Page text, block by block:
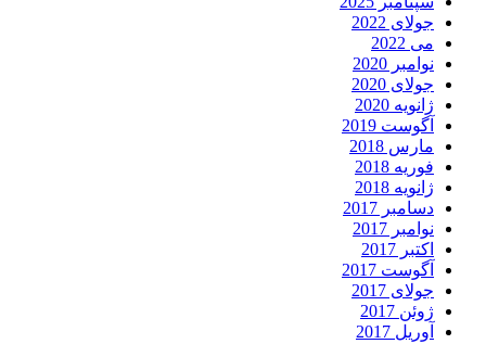
جولای 2022
می 2022
نوامبر 2020
جولای 2020
ژانویه 2020
آگوست 2019
مارس 2018
فوریه 2018
ژانویه 2018
دسامبر 2017
نوامبر 2017
اکتبر 2017
آگوست 2017
جولای 2017
ژوئن 2017
آوریل 2017